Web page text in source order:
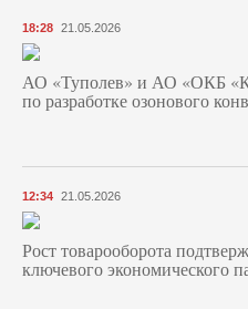
18:28 21.05.2026
АО «Туполев» и АО «ОКБ
по разработке озонового
12:34 21.05.2026
Рост товарооборота
ключевого экономического